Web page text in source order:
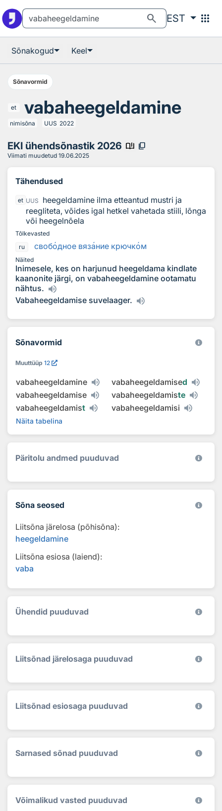
search EST apps
Sõnakogud Keel
Sõnavormid
et vabaheegeldamine
nimisõna UUS 2022
EKI ühendsõnastik 2026 book_ribbon content_copy
Viimati muudetud 19.06.2025
Tähendused
et UUS
heegeldamine ilma etteantud mustri ja
reegliteta, võides igal hetkel vahetada stiili, lõnga
või heegelnõela
Tõlkevasted
ru
свободное вязание крючком
Näited
Inimesele, kes on harjunud heegeldama kindlate
kaanonite järgi, on vabaheegeldamine ootamatu
nähtus.
Vabaheegeldamise suvelaager.
Sõnavormid
Muuttüüp 12
vabaheegeldamine vabaheegeldamised
vabaheegeldamise
vabaheegeldamiste
vabaheegeldamist vabaheegeldamisi
Näita tabelina
Päritolu andmed puuduvad
Sõna seosed
Liitsõna järelosa (põhisõna):
heegeldamine
Liitsõna esiosa (laiend):
vaba
Ühendid puuduvad
Liitsõnad järelosaga puuduvad
Liitsõnad esiosaga puuduvad
Sarnased sõnad puuduvad
Võimalikud vasted puuduvad